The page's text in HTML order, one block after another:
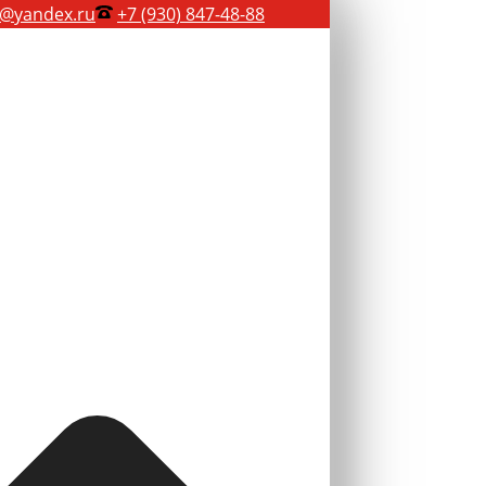
+7 (930) 847-48-88